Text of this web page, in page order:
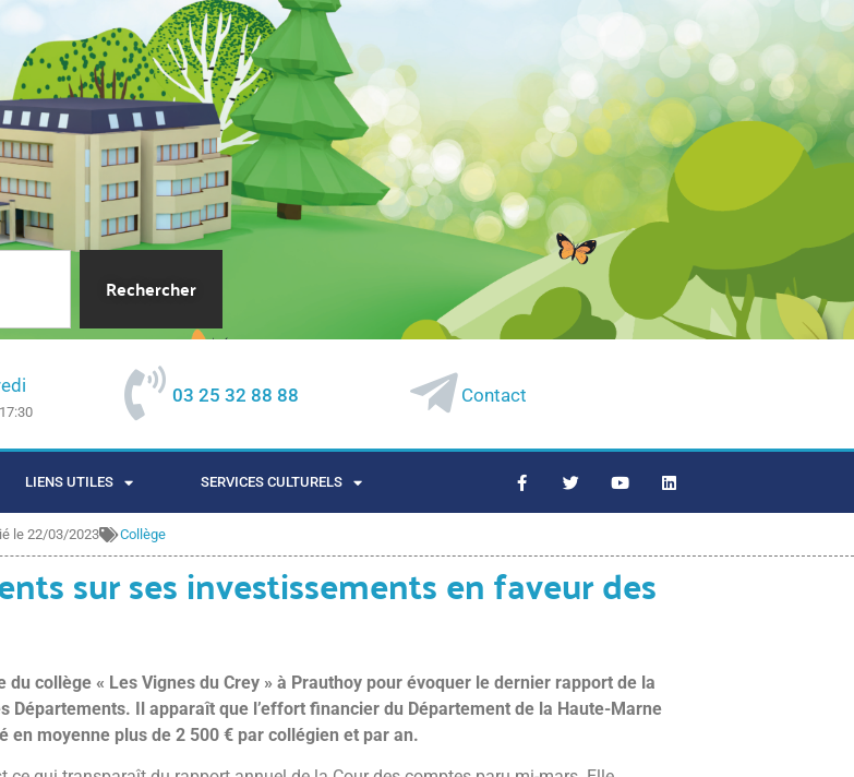
Rechercher
03 25 32 88 88 Contact
LIENS UTILES SERVICES CULTURELS
le 22/03/2023 Collège
sur ses investissements en faveur des
collège « Les Vignes du Crey » à Prauthoy pour évoquer le dernier rapport de la
Il apparaît que l’effort financier du Département de la Haute-Marne
moyenne plus de 2 500 € par collégien et par an.